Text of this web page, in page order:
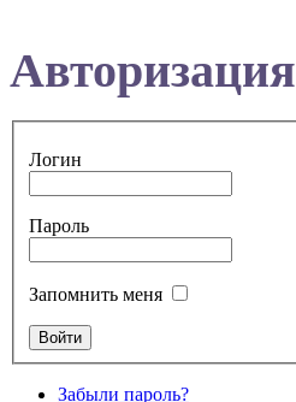
Авторизация
Логин
Пароль
Запомнить меня
Забыли пароль?